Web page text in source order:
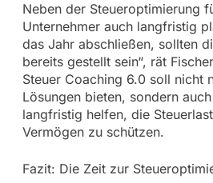
Neben der Steueroptimierung
Unternehmer auch langfristig
das Jahr abschließen, sollten
bereits gestellt sein“, rät
Steuer Coaching 6.0 soll nicht
Lösungen bieten, sondern
langfristig helfen, die
Vermögen zu schützen.
Fazit: Die Zeit zur